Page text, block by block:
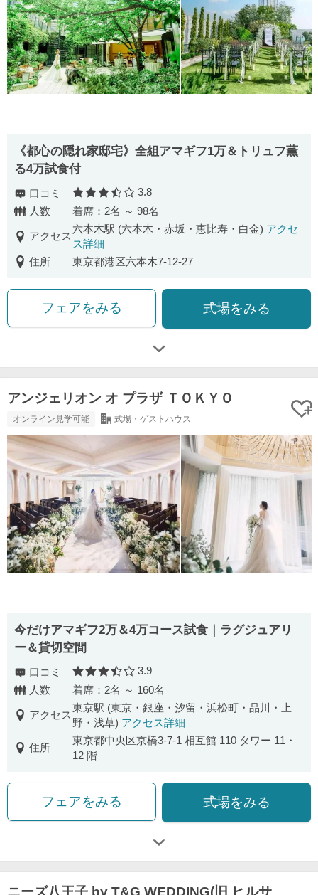
《都心の隠れ家邸宅》全組アマギフ1万＆トリュフ薫
る4万試食付
口コミ 口コミ評価
3.8
人数
着席：2名 ～ 98名
アクセス
六本木駅 (六本木・赤坂・恵比寿・白金) アクセ
ス詳細
住所
東京都港区六本木7-12-27
フェアをみる 式場をみる
アンジェリオン オ プラザ ＴＯＫＹＯ
オンライン見学可能 式場・ゲストハウス
今だけアマギフ2万＆4万コース試食｜ラグジュアリ
ー＆貸切空間
口コミ 口コミ評価
3.9
人数
着席：2名 ～ 160名
アクセス
東京駅 (東京・銀座・汐留・浜松町・品川・上
野・浅草) アクセス詳細
住所
東京都中央区京橋3-7-1 相互館 110 タワー 11・
12 階
フェアをみる 式場をみる
ニーズ八王子 by T&G WEDDING(旧 ヒルサ